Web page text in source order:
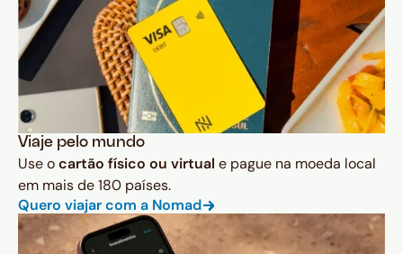
Viaje pelo mundo
Use ocartão físico ou virtual e pague na moeda local
em mais de 180 países.
Quero viajar com a Nomad